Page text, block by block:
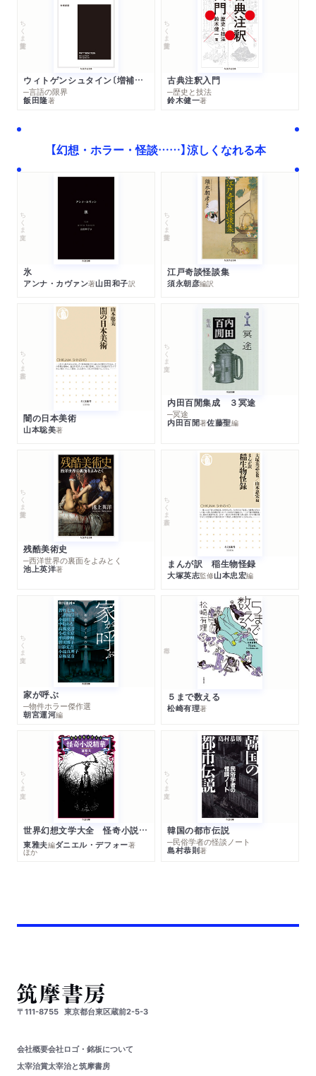
ちくま学芸文庫
ウィトゲンシュタイン〔増補新版〕
─言語の限界
飯田隆著
ちくま学芸文庫
古典注釈入門
─歴史と技法
鈴木健一著
【幻想・ホラー・怪談……】涼しくなれる本
ちくま文庫
氷
アンナ・カヴァン著山田和子訳
ちくま学芸文庫
江戸奇談怪談集
須永朝彦編訳
ちくま新書
闇の日本美術
山本聡美著
ちくま文庫
内田百閒集成 ３冥途
─冥途
内田百閒著佐藤聖編
ちくま学芸文庫
残酷美術史
─西洋世界の裏面をよみとく
池上英洋著
ちくま新書
まんが訳 稲生物怪録
大塚英志監修山本忠宏編
ちくま文庫
家が呼ぶ
─物件ホラー傑作選
朝宮運河編
５まで数える
松崎有理著
ちくま文庫
世界幻想文学大全 怪奇小説精華
東雅夫編ダニエル・デフォー著
ほか
ちくま文庫
韓国の都市伝説
─民俗学者の怪談ノート
島村恭則著
〒111-8755 東京都台東区蔵前2-5-3
会社概要会社ロゴ・銘板について
太宰治賞太宰治と筑摩書房